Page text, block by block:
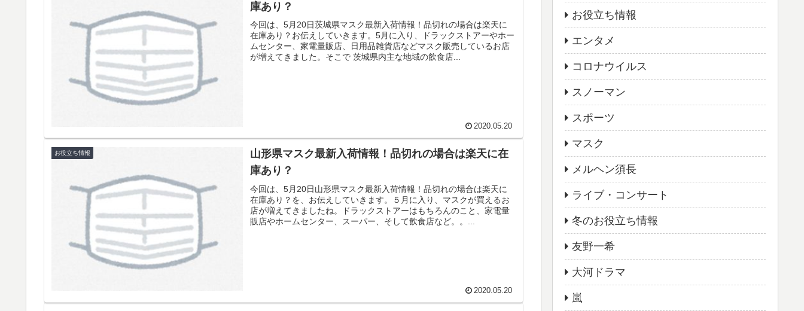
庫あり？
今回は、5月20日茨城県マスク最新入荷情報！品切れの場合は楽天に
在庫あり？お伝えしていきます。5月に入り、ドラックストアーやホー
ムセンター、家電量販店、日用品雑貨店などマスク販売しているお店
が増えてきました。そこで 茨城県内主な地域の飲食店...
2020.05.20
お役立ち情報
山形県マスク最新入荷情報！品切れの場合は楽天に在
庫あり？
今回は、5月20日山形県マスク最新入荷情報！品切れの場合は楽天に
在庫あり？を、お伝えしていきます。５月に入り、マスクが買えるお
店が増えてきましたね。ドラックストアーはもちろんのこと、家電量
販店やホームセンター、スーパー、そして飲食店など。。...
2020.05.20
お役立ち情報
エンタメ
コロナウイルス
スノーマン
スポーツ
マスク
メルヘン須長
ライブ・コンサート
冬のお役立ち情報
友野一希
大河ドラマ
嵐